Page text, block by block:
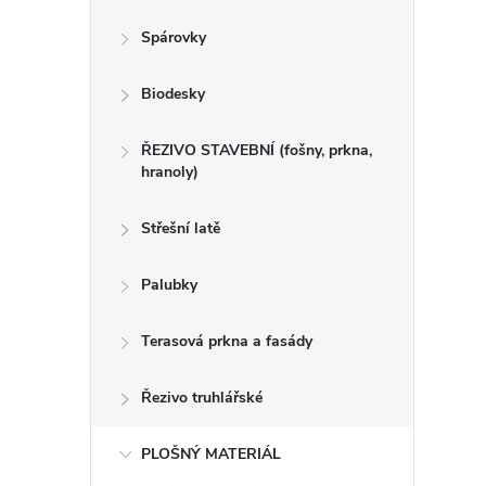
Spárovky
Biodesky
ŘEZIVO STAVEBNÍ (fošny, prkna,
hranoly)
Střešní latě
Palubky
Terasová prkna a fasády
Řezivo truhlářské
PLOŠNÝ MATERIÁL